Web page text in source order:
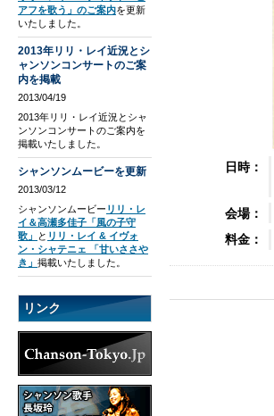
日時：
会場：
料金：
アフを歌う」のご案内を更新
いたしました。
2013年リリ・レイ近況とシ
ャンソンコンサートのご案
内を掲載
2013/04/19
2013年リリ・レイ近況とシャ
ンソンコンサートのご案内を
掲載いたしました。
シャンソンムービーを更新
2013/03/12
シャンソンムービー リリ・レ
イ＆高瀬多佳子「風の子守
歌」
と リリ・レイ & イヴォ
ン・シャテニェ 「甘いささや
き」 掲載いたしました。
リンク